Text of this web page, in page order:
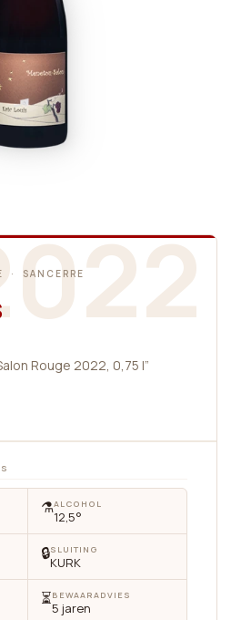
· SANCERRE
Rouge 2022, 0,75 l”
⚗️ALCOHOL
12,5°
🔒SLUITING
KURK
⏳BEWAARADVIES
5 jaren